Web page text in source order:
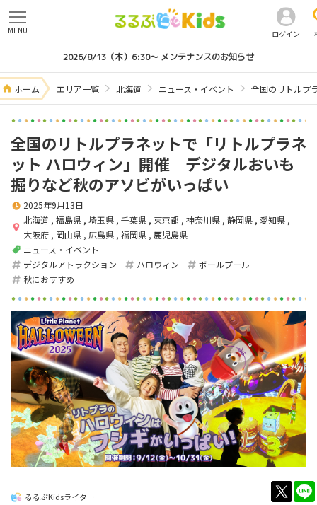
ログイン
MENU
2026/8/13（木）6:30～ メンテナンスのお知らせ
ホーム エリア一覧 北海道 ニュース・イベント 全国のリトルプ
全国のリトルプラネットで「リトルプラネ
ット ハロウィン」開催 デジタルおいも
掘りなど秋のアソビがいっぱい
北海道 , 福島県 , 埼玉県 , 千葉県 , 東京都 , 神奈川県 , 静岡県 , 愛知県 ,
大阪府 , 岡山県 , 広島県 , 福岡県 , 鹿児島県
ニュース・イベント
2025年9月13日
デジタルアトラクション ハロウィン
ボールプール
秋におすすめ
るるぶKidsライター